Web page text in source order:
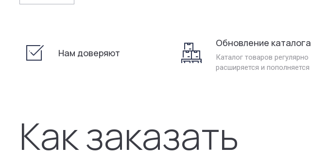
Нам доверяют
Обновление каталога
Каталог товаров регулярно
расширяется и пополняется
Как заказать